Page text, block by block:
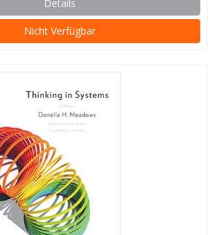
Details
Nicht Verfügbar